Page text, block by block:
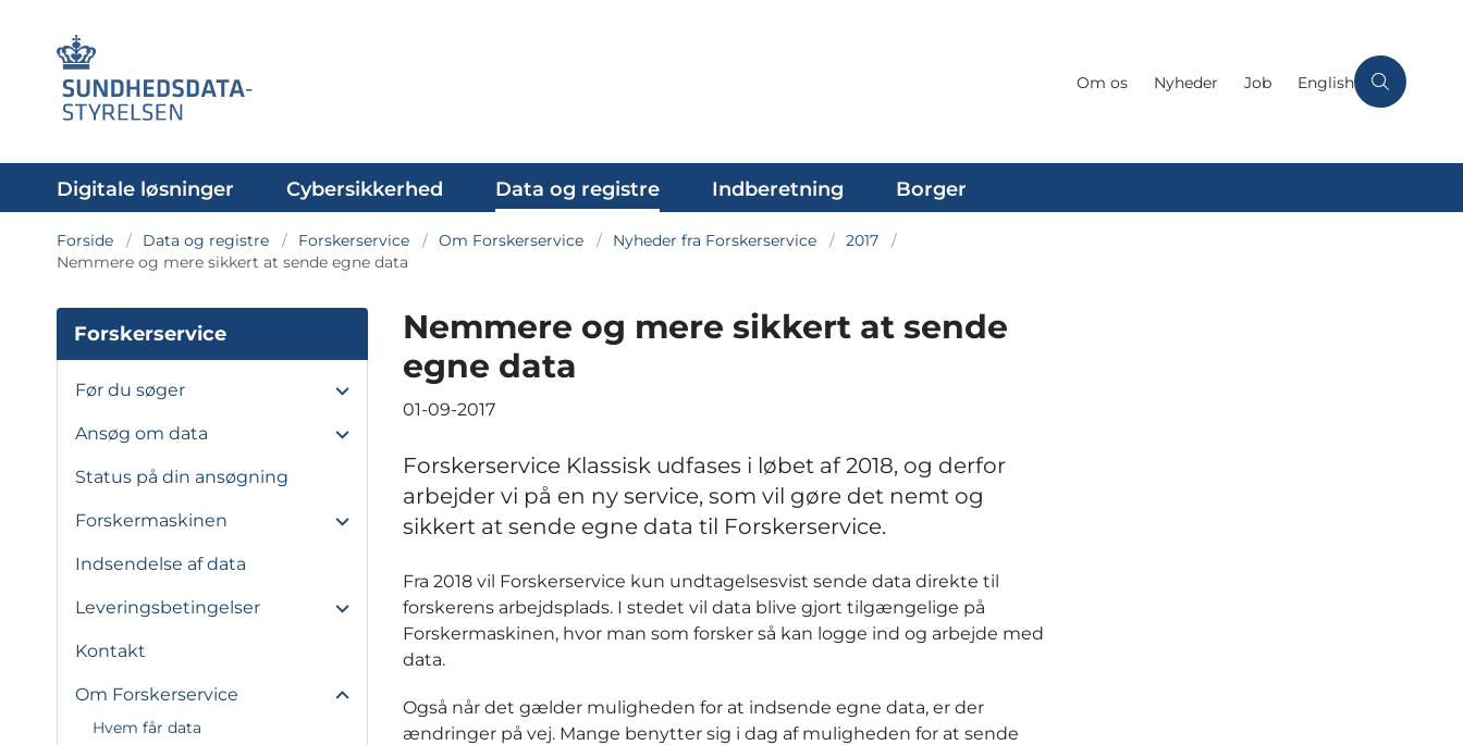
Om os Nyheder Job English
Digitale løsninger Cybersikkerhed Data og registre Indberetning Borger
Forside Data og registre Forskerservice Om Forskerservice Nyheder fra Forskerservice
2017
Nemmere og mere sikkert at sende egne data
Forskerservice
Før du søger
Ansøg om data
Status på din ansøgning
Forskermaskinen
Indsendelse af data
Leveringsbetingelser
Kontakt
Om Forskerservice
Hvem får data
Nemmere og mere sikkert at sende
egne data
01-09-2017
Forskerservice Klassisk udfases i løbet af 2018, og derfor
arbejder vi på en ny service, som vil gøre det nemt og
sikkert at sende egne data til Forskerservice.
Fra 2018 vil Forskerservice kun undtagelsesvist sende data direkte til
forskerens arbejdsplads. I stedet vil data blive gjort tilgængelige på
Forskermaskinen, hvor man som forsker så kan logge ind og arbejde med
data.
Også når det gælder muligheden for at indsende egne data, er der
ændringer på vej. Mange benytter sig i dag af muligheden for at sende